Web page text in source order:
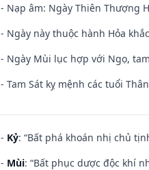
- Nạp âm: Ngày Thiên Thượng
- Ngày này thuộc hành Hỏa
- Ngày Mùi lục hợp với Ngọ,
- Tam Sát kỵ mệnh các tuổi
- Kỷ: “Bất phá khoán nhị chủ
- Mùi: “Bất phục dược độc khí